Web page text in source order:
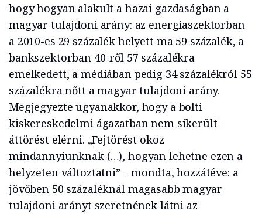
hogy hogyan alakult a hazai gazdaságban a
magyar tulajdoni arány: az energiaszektorban
a 2010-es 29 százalék helyett ma 59 százalék, a
bankszektorban 40-ről 57 százalékra
emelkedett, a médiában pedig 34 százalékról 55
százalékra nőtt a magyar tulajdoni arány.
Megjegyezte ugyanakkor, hogy a bolti
kiskereskedelmi ágazatban nem sikerült
áttörést elérni. „Fejtörést okoz
mindannyiunknak (…), hogyan lehetne ezen a
helyzeten változtatni” – mondta, hozzátéve: a
jövőben 50 százaléknál magasabb magyar
tulajdoni arányt szeretnének látni az